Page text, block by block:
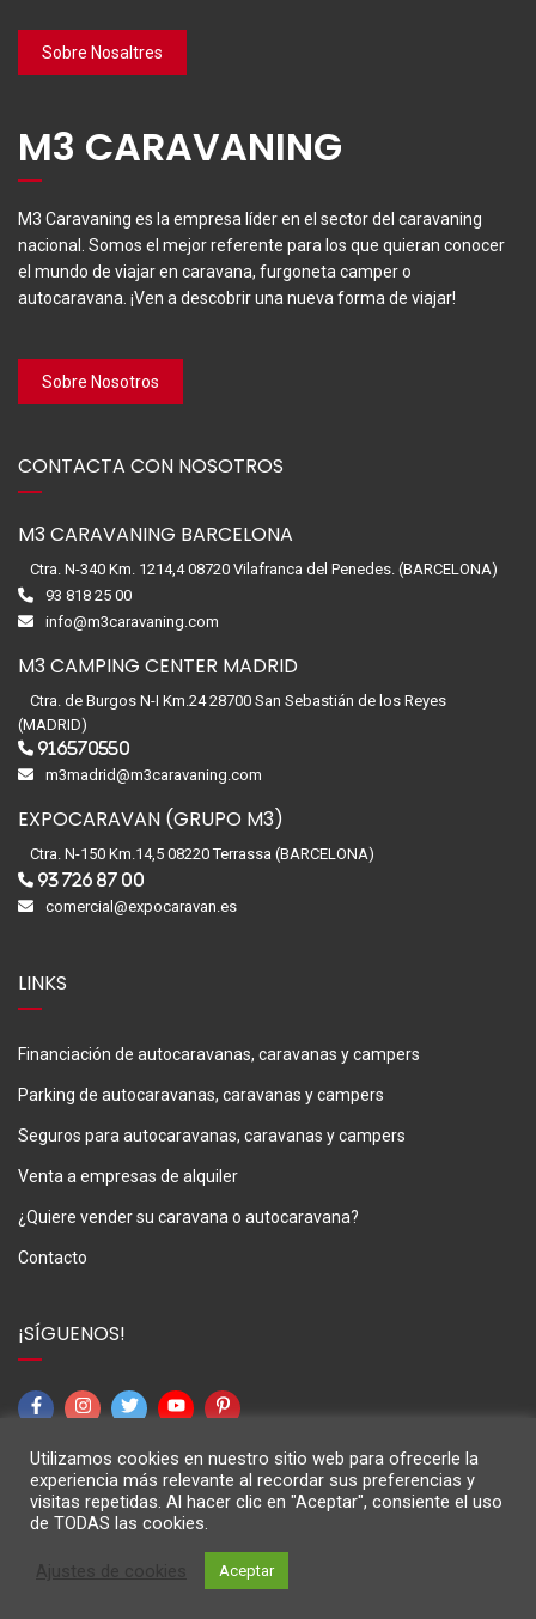
Sobre Nosaltres
M3 CARAVANING
M3 Caravaning es la empresa líder en el sector del caravaning
nacional. Somos el mejor referente para los que quieran conocer
el mundo de viajar en caravana, furgoneta camper o
autocaravana. ¡Ven a descobrir una nueva forma de viajar!
Sobre Nosotros
CONTACTA CON NOSOTROS
M3 CARAVANING BARCELONA
Ctra. N-340 Km. 1214,4 08720 Vilafranca del Penedes. (BARCELONA)
93 818 25 00
info@m3caravaning.com
M3 CAMPING CENTER MADRID
Ctra. de Burgos N-I Km.24 28700 San Sebastián de los Reyes
(MADRID)
916570550
m3madrid@m3caravaning.com
EXPOCARAVAN (GRUPO M3)
Ctra. N-150 Km.14,5 08220 Terrassa (BARCELONA)
93 726 87 00
comercial@expocaravan.es
LINKS
Financiación de autocaravanas, caravanas y campers
Parking de autocaravanas, caravanas y campers
Seguros para autocaravanas, caravanas y campers
Venta a empresas de alquiler
¿Quiere vender su caravana o autocaravana?
Contacto
¡SÍGUENOS!
Aviso Legal
Política de privacidad
Utilizamos cookies en nuestro sitio web para ofrecerle la
experiencia más relevante al recordar sus preferencias y
visitas repetidas. Al hacer clic en "Aceptar", consiente el uso
de TODAS las cookies.
Aceptar